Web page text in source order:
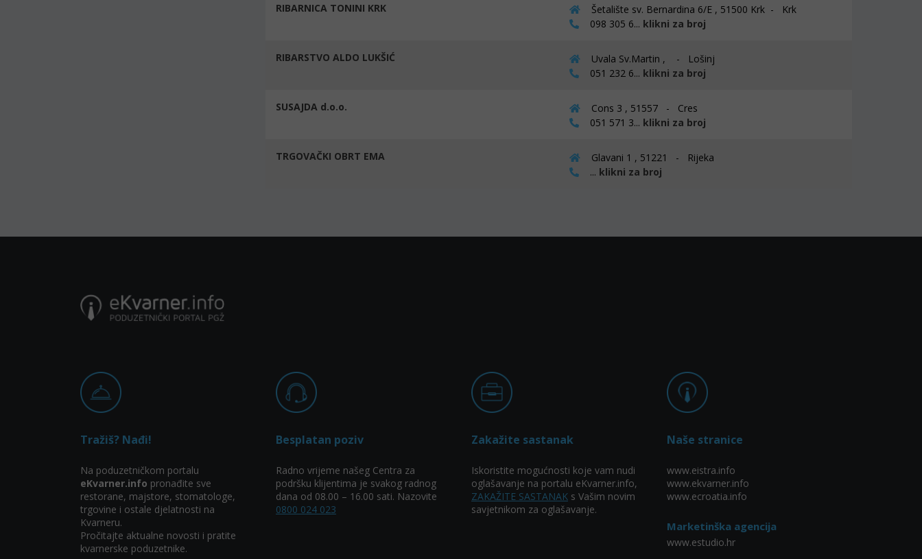
RIBARNICA TONINI KRK
Šetalište sv. Bernardina 6/E , 51500 Krk - Krk
098 305 6... klikni za broj
RIBARSTVO ALDO LUKŠIĆ
Uvala Sv.Martin , - Lošinj
051 232 6... klikni za broj
SUSAJDA d.o.o.
Cons 3 , 51557 - Cres
051 571 3... klikni za broj
TRGOVAČKI OBRT EMA
Glavani 1 , 51221 - Rijeka
... klikni za broj
Tražiš? Nađi!
Na poduzetničkom portalu
eKvarner.info pronađite sve
restorane, majstore, stomatologe,
trgovine i ostale djelatnosti na
Kvarneru.
Pročitajte aktualne novosti i pratite
kvarnerske poduzetnike.
Besplatan poziv
Radno vrijeme našeg Centra za
podršku klijentima je svakog radnog
dana od 08.00 – 16.00 sati. Nazovite
0800 024 023
Zakažite sastanak
Iskoristite mogućnosti koje vam nudi
oglašavanje na portalu eKvarner.info,
ZAKAŽITE SASTANAK s Vašim novim
savjetnikom za oglašavanje.
Naše stranice
www.eistra.info
www.ekvarner.info
www.ecroatia.info
Marketinška agencija
www.estudio.hr